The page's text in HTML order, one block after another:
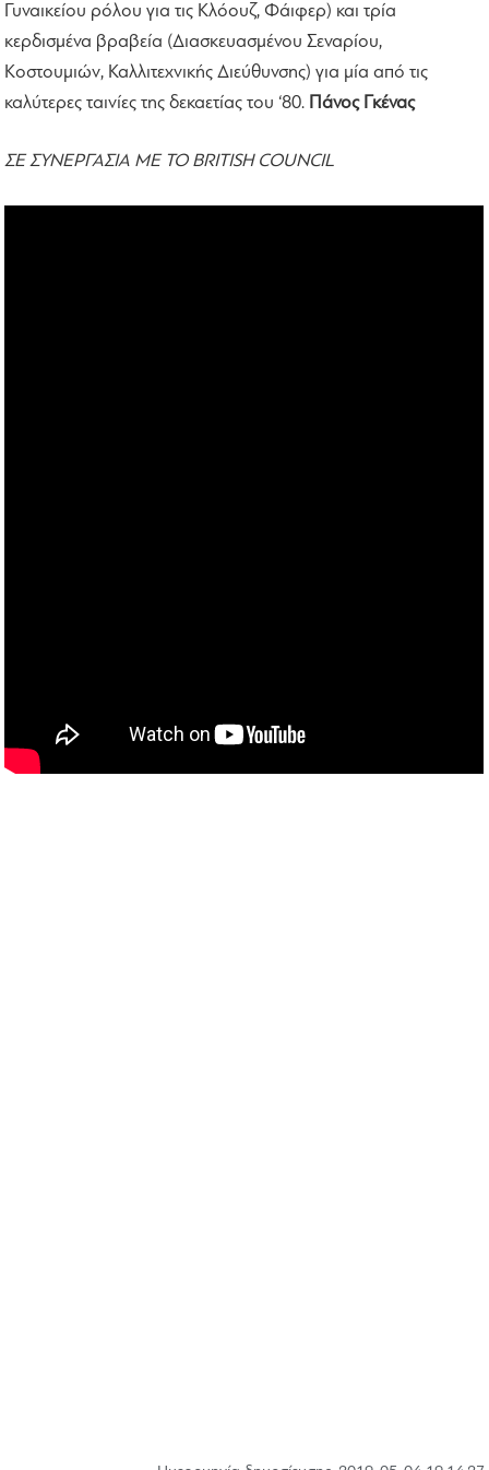
Γυναικείου ρόλου για τις Κλόουζ, Φάιφερ) και τρία
κερδισμένα βραβεία (Διασκευασμένου Σεναρίου,
Κοστουμιών, Καλλιτεχνικής Διεύθυνσης) για μία από τις
καλύτερες ταινίες της δεκαετίας του ‘80.
Πάνος Γκένας
ΣΕ ΣΥΝΕΡΓΑΣΙΑ ΜΕ ΤΟ BRITISH COUNCIL